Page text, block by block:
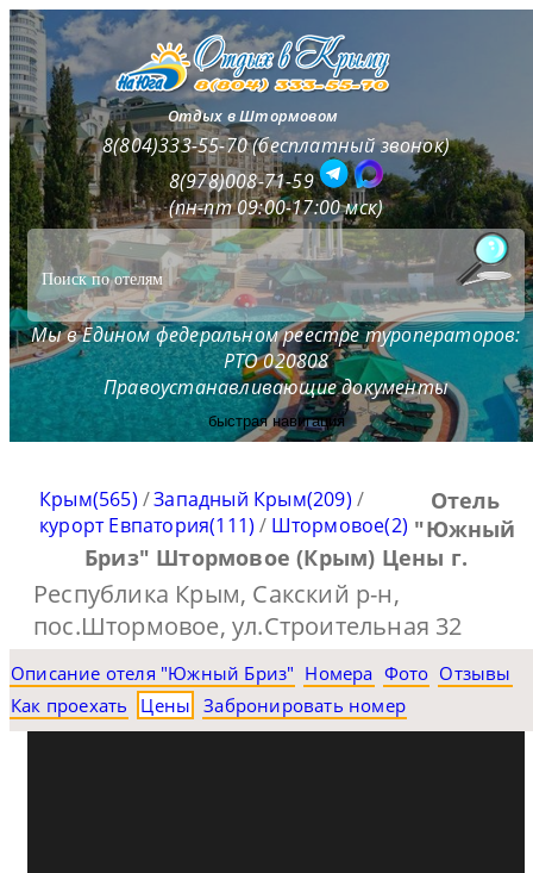
Отдых в Штормовом
8(804)333-55-70 (бесплатный звонок)
8(978)008-71-59
(пн-пт 09:00-17:00 мск)
Мы в Едином федеральном реестре туроператоров:
РТО 020808
Правоустанавливающие документы
быстрая навигация
Крым(565) /Западный Крым(209) /
курорт Евпатория(111) / Штормовое(2)
Отель
"Южный
Бриз" Штормовое (Крым) Цены г.
Республика Крым, Сакский р-н,
пос.Штормовое, ул.Строительная 32
Описание отеля "Южный Бриз" Номера Фото Отзывы
Как проехать
Цены Забронировать номер